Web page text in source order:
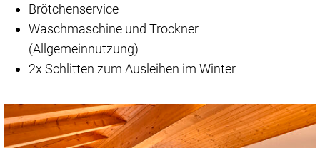
Brötchenservice
Waschmaschine und Trockner
(Allgemeinnutzung)
2x Schlitten zum Ausleihen im Winter